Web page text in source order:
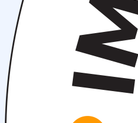
OTM tuzilmasi